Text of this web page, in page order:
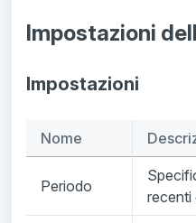
Impostazioni
Impostazioni
Nome
Periodo
recenti